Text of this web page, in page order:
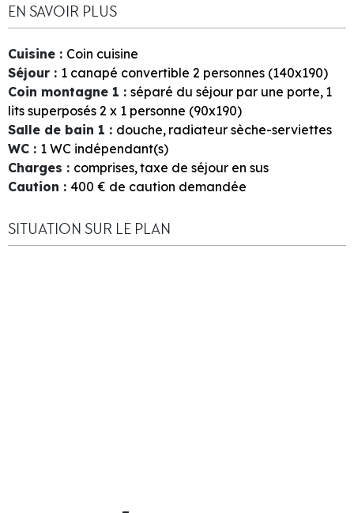
EN SAVOIR PLUS
Cuisine : Coin cuisine
Séjour : 1 canapé convertible 2 personnes (140x190)
Coin montagne 1 : séparé du séjour par une porte 1
lits superposés 2 x 1 personne (90x190)
Salle de bain 1 : douche radiateur sèche-serviettes
WC : 1 WC indépendant(s)
Charges : comprises taxe de séjour en sus
Caution : 400 € de caution demandée
SITUATION SUR LE PLAN